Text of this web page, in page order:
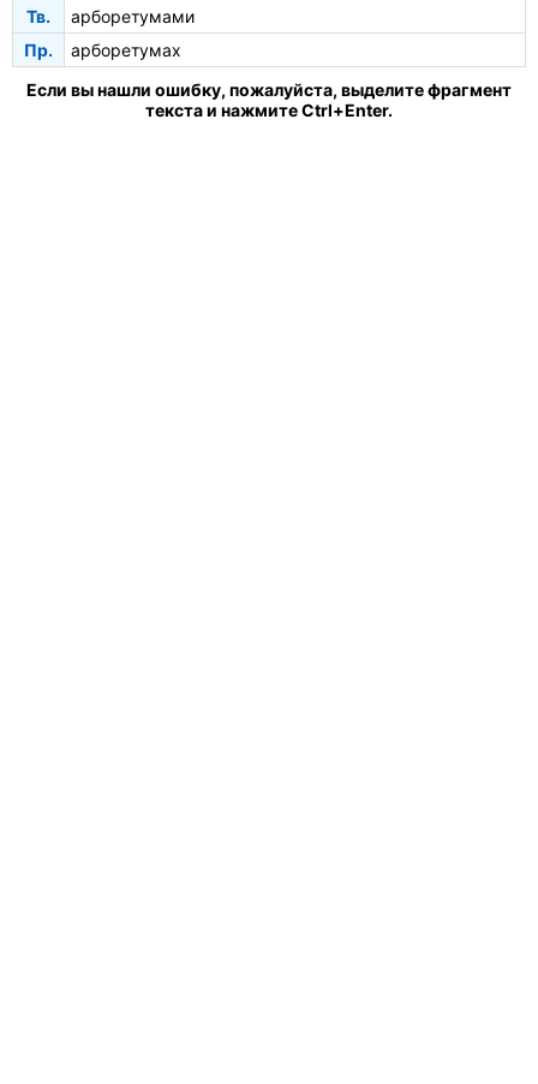
Тв.
арборетумами
Пр.
арборетумах
Если вы нашли ошибку, пожалуйста, выделите фрагмент
текста и нажмите Ctrl+Enter.